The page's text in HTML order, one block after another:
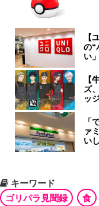
【
の“
い
【
ズ
ッ
「
ァ
い
キーワード
ゴリパラ見聞録
食